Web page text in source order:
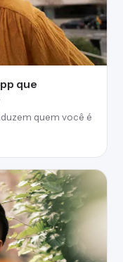
que
quem você é